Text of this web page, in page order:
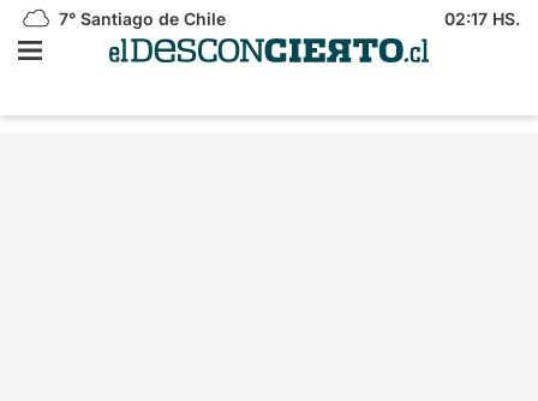
7° Santiago de Chile 02:17 HS.